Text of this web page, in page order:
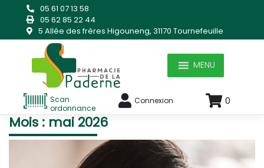
05 61 07 13 58
05 62 85 22 44
5 Allée des frères Higouneng, 31170 Tournefeuille
MENU
Scan
ordonnance
Connexion 0
Mois : mai 2026